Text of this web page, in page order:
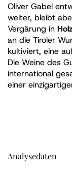
Oliver Gabel
weiter, bleibt
Vergärung in
an die Tiroler
kultiviert, eine
Die Weine des
international
einer
Analysedaten